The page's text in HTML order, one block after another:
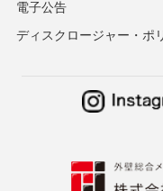
電子公告
ディスクロージャー・ポ